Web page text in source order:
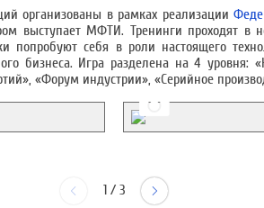
организованы в рамках реализации
выступает МФТИ. Тренинги проходят
попробуют себя в роли настоящего
бизнеса. Игра разделена на 4 уровня:
«Форум индустрии», «Серийное
1/ 3